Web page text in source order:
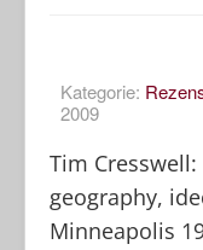
Kategorie:
2009
Tim
geography,
Minneapolis